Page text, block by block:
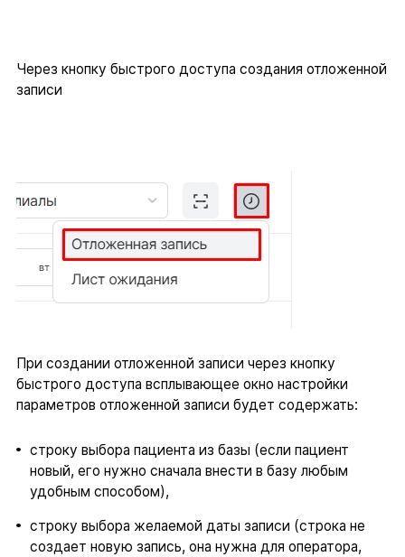
Через кнопку быстрого доступа создания отложенной
записи
При создании отложенной записи через кнопку
быстрого доступа всплывающее окно настройки
параметров отложенной записи будет содержать:
строку выбора пациента из базы (если пациент
новый, его нужно сначала внести в базу любым
удобным способом),
строку выбора желаемой даты записи (строка не
создает новую запись, она нужна для оператора,